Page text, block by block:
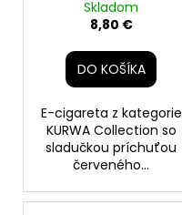
Skladom
8,80 €
DO KOŠÍKA
E-cigareta z kategorie
KURWA Collection so
sladučkou príchuťou
červeného...